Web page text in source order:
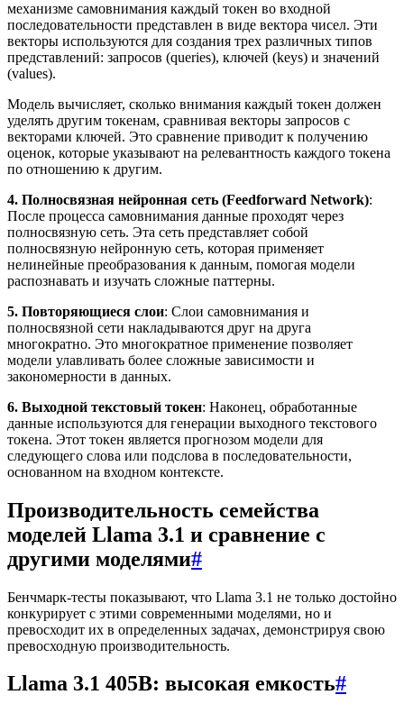
механизме самовнимания каждый токен во входной
последовательности представлен в виде вектора чисел. Эти
векторы используются для создания трех различных типов
представлений: запросов (queries), ключей (keys) и значений
(values).
Модель вычисляет, сколько внимания каждый токен должен
уделять другим токенам, сравнивая векторы запросов с
векторами ключей. Это сравнение приводит к получению
оценок, которые указывают на релевантность каждого токена
по отношению к другим.
4. Полносвязная нейронная сеть (Feedforward Network):
После процесса самовнимания данные проходят через
полносвязную сеть. Эта сеть представляет собой
полносвязную нейронную сеть, которая применяет
нелинейные преобразования к данным, помогая модели
распознавать и изучать сложные паттерны.
5. Повторяющиеся слои: Слои самовнимания и
полносвязной сети накладываются друг на друга
многократно. Это многократное применение позволяет
модели улавливать более сложные зависимости и
закономерности в данных.
6. Выходной текстовый токен: Наконец, обработанные
данные используются для генерации выходного текстового
токена. Этот токен является прогнозом модели для
следующего слова или подслова в последовательности,
основанном на входном контексте.
Производительность семейства
моделей Llama 3.1 и сравнение с
другими моделями#
Бенчмарк-тесты показывают, что Llama 3.1 не только достойно
конкурирует с этими современными моделями, но и
превосходит их в определенных задачах, демонстрируя свою
превосходную производительность.
Llama 3.1 405B: высокая емкость#